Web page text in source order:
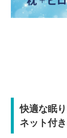
快適な眠
ネット付